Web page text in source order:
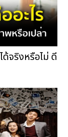
จริงหรือไม่ ดี